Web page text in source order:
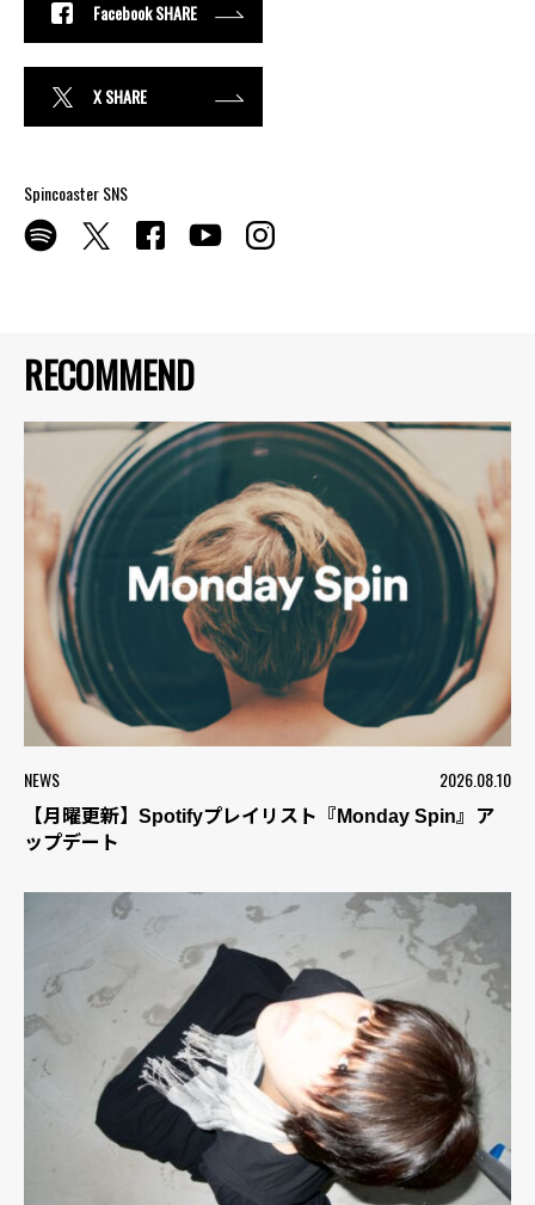
RECOMMEND
NEWS 2026.08.10
【月曜更新】Spotifyプレイリスト『Monday Spin』ア
ップデート
Facebook SHARE
X SHARE
Spincoaster SNS